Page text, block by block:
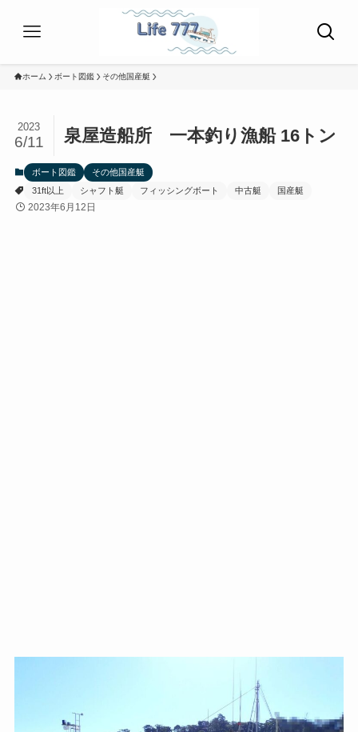
ホーム ボート図鑑 その他国産艇
泉屋造船所 一本釣り漁船 16トン
2023
6/11
ボート図鑑
その他国産艇
31ft以上
シャフト艇 フィッシングボート 中古艇 国産艇
2023年6月12日